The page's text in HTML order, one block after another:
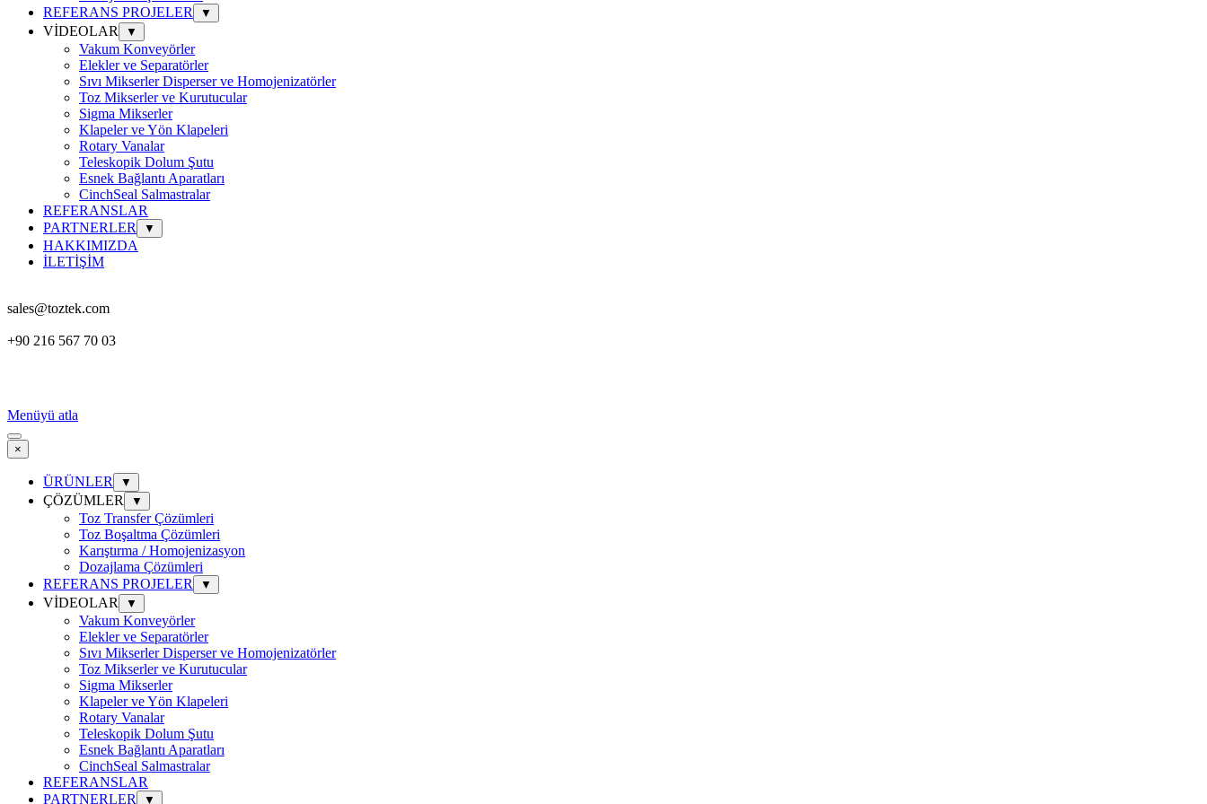
REFERANS PROJELER
▼
VİDEOLAR ▼
Vakum Konveyörler
Elekler ve Separatörler
Sıvı Mikserler Disperser ve Homojenizatörler
Toz Mikserler ve Kurutucular
Sigma Mikserler
Klapeler ve Yön Klapeleri
Rotary Vanalar
Teleskopik Dolum Şutu
Esnek Bağlantı Aparatları
CinchSeal Salmastralar
REFERANSLAR
PARTNERLER
▼
HAKKIMIZDA
İLETİŞİM
sales@toztek.com
+90 216 567 70 03
Menüyü atla
×
ÜRÜNLER ▼
ÇÖZÜMLER ▼
Toz Transfer Çözümleri
Toz Boşaltma Çözümleri
Karıştırma / Homojenizasyon
Dozajlama Çözümleri
REFERANS PROJELER
▼
VİDEOLAR ▼
Vakum Konveyörler
Elekler ve Separatörler
Sıvı Mikserler Disperser ve Homojenizatörler
Toz Mikserler ve Kurutucular
Sigma Mikserler
Klapeler ve Yön Klapeleri
Rotary Vanalar
Teleskopik Dolum Şutu
Esnek Bağlantı Aparatları
CinchSeal Salmastralar
REFERANSLAR
PARTNERLER
▼